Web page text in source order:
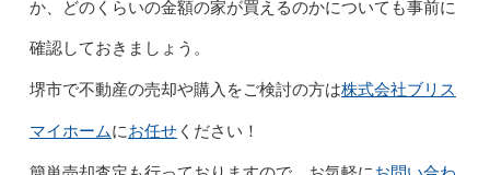
か、どのくらいの金額の家が買えるのかについても事前に
確認しておきましょう。
堺市で不動産の売却や購入をご検討の方は株式会社ブリス
マイホームにお任せください！